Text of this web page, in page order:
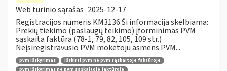
Web turinio sąrašas 2025-12-17
Registracijos numeris KM3136 Ši informacija skelbiama:
Prekių tiekimo (paslaugų teikimo) įforminimas PVM
sąskaita faktūra (78-1, 79, 82, 105, 109 str.)
Neįsiregistravusio PVM mokėtoju asmens PVM...
pvm išskyrimas
išskirti pvm ne pvm sąskaitoje faktūroje
pvm išskyrimas ne pvm sąskaitoje faktūroje